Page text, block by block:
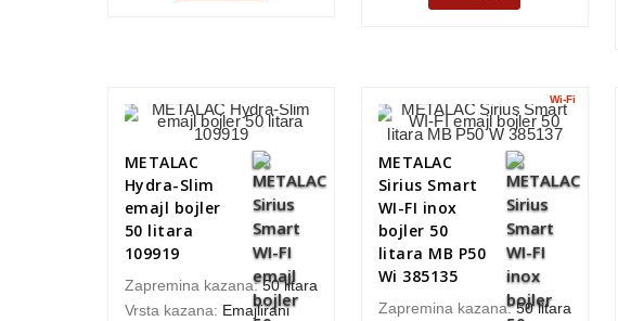
METALAC
Hydra-Slim
emajl bojler
50 litara
109919
Zapremina kazana:50 litara
Vrsta kazana: Emajlirani
Wi-Fi
METALAC
Sirius Smart
WI-FI inox
bojler 50
litara MB P50
Wi 385135
Zapremina kazana:50 litara